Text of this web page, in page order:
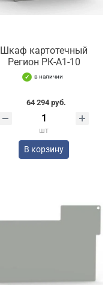
Шкаф картотечный
Регион РК-А1-10
в наличии
64 294 руб.
шт
В корзину